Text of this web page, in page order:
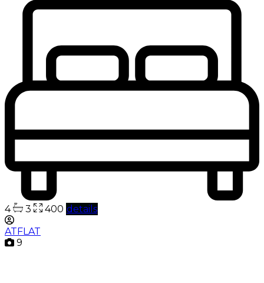
4 3 400 details
ATFLAT
9